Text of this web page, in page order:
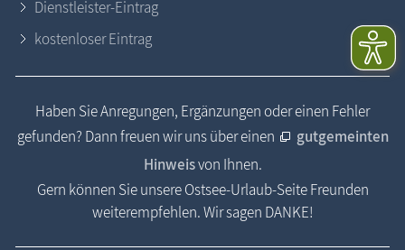
Dienstleister-Eintrag
kostenloser Eintrag
Haben Sie Anregungen, Ergänzungen oder einen Fehler
gefunden? Dann freuen wir uns über einen
gutgemeinten
Hinweisvon Ihnen.
Gern können Sie unsere Ostsee-Urlaub-Seite Freunden
weiterempfehlen. Wir sagen DANKE!